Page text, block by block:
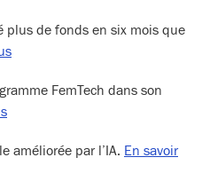
plus de fonds en six mois que
FemTech dans son
améliorée par l’IA. En savoir